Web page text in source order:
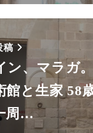
稿
ン、マラガ
館と生家 58
周…